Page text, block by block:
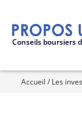
Conseils boursiers
Accueil / Les